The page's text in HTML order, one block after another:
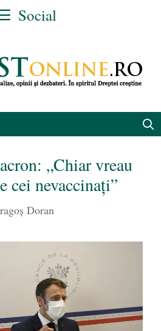
Social
„Chiar vreau
cei nevaccinați”
Doran